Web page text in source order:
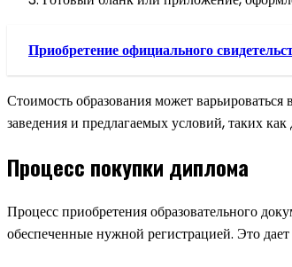
Приобретение официального
Стоимость образования может
заведения и предлагаемых условий, таких
Процесс покупки диплома
Процесс приобретения образовательного
обеспеченные нужной регистрацией. Это